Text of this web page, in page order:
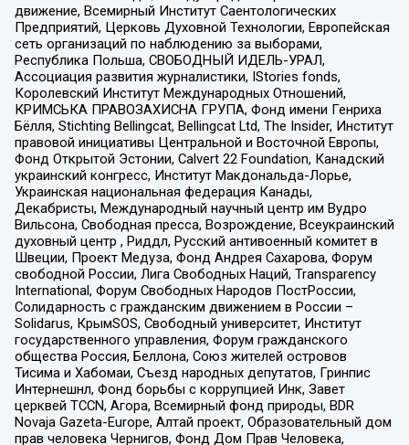
движение, Всемирный Институт Саентологических
Предприятий, Церковь Духовной Технологии, Европейская
сеть организаций по наблюдению за выборами,
Республика Польша, СВОБОДНЫЙ ИДЕЛЬ-УРАЛ,
Ассоциация развития журналистики, IStories fonds,
Королевский Институт Международных Отношений,
КРИМСЬКА ПРАВОЗАХИСНА ГРУПА, Фонд имени Генриха
Бёлля, Stichting Bellingcat, Bellingcat Ltd, The Insider, Институт
правовой инициативы Центральной и Восточной Европы,
Фонд Открытой Эстонии, Calvert 22 Foundation, Канадский
украинский конгресс, Институт Макдональда-Лорье,
Украинская национальная федерация Канады,
Декабристы, Международный научный центр им Вудро
Вильсона, Свободная пресса, Возрождение, Всеукраинский
духовный центр , Риддл, Русский антивоенный комитет в
Швеции, Проект Медуза, Фонд Андрея Сахарова, Форум
свободной России, Лига Свободных Наций, Transparеncy
International, Форум Свободных Народов ПостРоссии,
Солидарность с гражданским движением в России –
Solidarus, КрымSOS, Свободный университет, Институт
государственного управления, Форум гражданского
общества Россия, Беллона, Союз жителей островов
Тисима и Хабомаи, Съезд народных депутатов, Гринпис
Интернешнл, Фонд борьбы с коррупцией Инк, Завет
церквей TCCN, Агора, Всемирный фонд природы, BDR
Novaja Gazeta-Europe, Алтай проект, Образовательный дом
прав человека Чернигов, Фонд Дом Прав Человека,